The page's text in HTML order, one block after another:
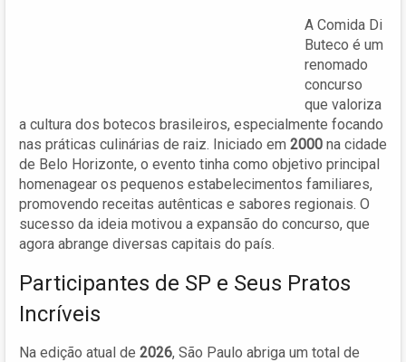
A Comida Di
Buteco é um
renomado
concurso
que valoriza
a cultura dos botecos brasileiros, especialmente focando
nas práticas culinárias de raiz. Iniciado em 2000 na cidade
de Belo Horizonte, o evento tinha como objetivo principal
homenagear os pequenos estabelecimentos familiares,
promovendo receitas autênticas e sabores regionais. O
sucesso da ideia motivou a expansão do concurso, que
agora abrange diversas capitais do país.
Participantes de SP e Seus Pratos
Incríveis
Na edição atual de 2026, São Paulo abriga um total de